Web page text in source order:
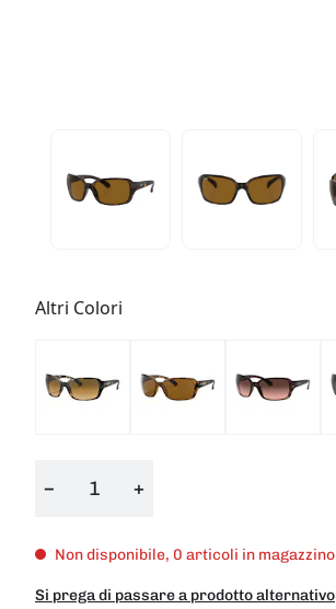
Altri Colori
− +
Non disponibile, 0 articoli in magazzino
Si prega di passare a prodotto alternativo